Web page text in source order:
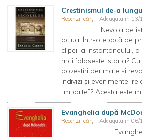
Crestinismul de-a
Recenzii cărți | Adaugata in 13/
Nevoia de istorie
actual Într-o epocă de
clipei, a instantaneului,
mai foloseşte istoria?
povestiri perimate şi
indivizi şi evenimente
„moarte”? Acesta este
Evanghelia după
Recenzii cărți | Adaugata in 06/
Evanghelia